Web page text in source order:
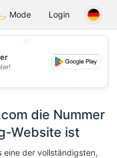
Mode Login
💕
die Nummer
Website ist
eine der vollständigsten,